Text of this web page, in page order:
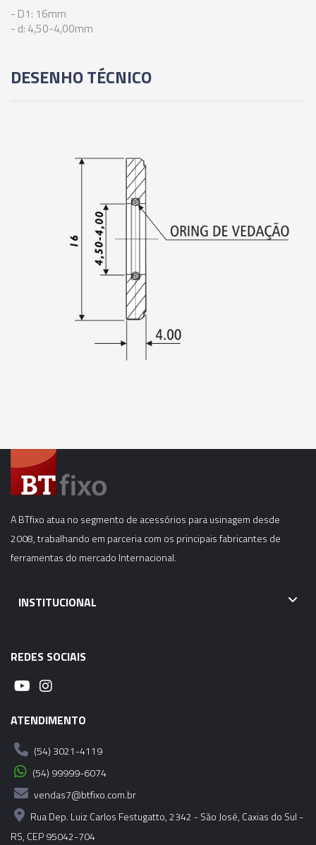
02668 - ANEL DE VEDAÇÃO PARA PINÇA ER-20 -
02669 - ANEL DE VEDAÇÃO PARA PINÇA ER-20 -
02671 - ANEL DE VEDAÇÃO PARA PINÇA ER-20 -
12,50-12,00MM
02672 - ANEL DE VEDAÇÃO PARA PINÇA ER-20 -
13,00-12,50MM
02673 - ANEL DE VEDAÇÃO PARA PINÇA ER-20 -
- D1: 16mm
- d: 4,50-4,00mm
DESENHO TÉCNICO
A BTfixo atua no segmento de acessórios para usinagem desde
2008, trabalhando em parceria com os principais fabricantes de
ferramentas do mercado Internacional.
INSTITUCIONAL
REDES SOCIAIS
ATENDIMENTO
(54) 3021-4119
(54) 99999-6074
vendas7@btfixo.com.br
Rua Dep. Luiz Carlos Festugatto, 2342 - São José, Caxias do Sul -
RS, CEP 95042-704